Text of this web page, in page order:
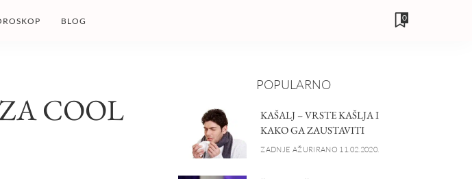
BLOG 0
COOL
POPULARNO
KAŠALJ – VRSTE KAŠLJA I
KAKO GA ZAUSTAVITI
ZADNJE AŽURIRANO 11.02.2020.